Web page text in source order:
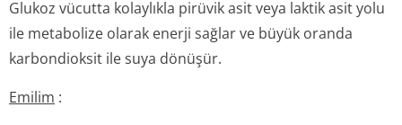
Glukoz vücutta kolaylıkla pirüvik asit veya laktik asit yolu
ile metabolize olarak enerji sağlar ve büyük oranda
karbondioksit ile suya dönüşür.
Emilim :